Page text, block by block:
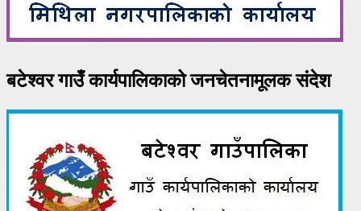
बटेश्वर गाउँ कार्यपालिकाको जनचेतनामूलक संदेश